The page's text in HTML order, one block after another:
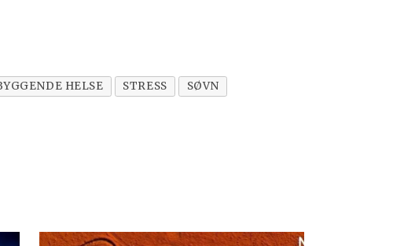
HELSE STRESS SØVN